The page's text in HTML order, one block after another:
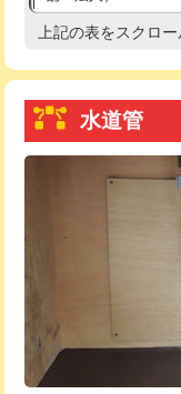
給水管工事※（塩ビ
給水管工事※（ライ
管・ポリ管・HT管
給水管工事※（ライ
管・ポリ管・HT管
排水管工事（土の
排水管工事（排水管
排水管工事（追加
高度高圧洗浄換
トーラー機使用/3m
追加トーラー機使
止水・漏水調査・防
理・調整・分解・加
止水・漏水調査・防
上記の表をスクロー
水道管